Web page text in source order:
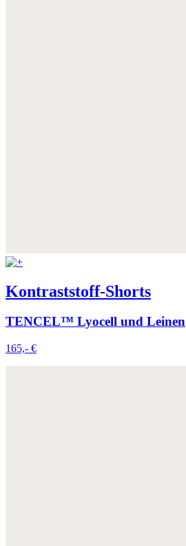
Kontraststoff-Shorts
TENCEL™ Lyocell und Leinen
165,- €